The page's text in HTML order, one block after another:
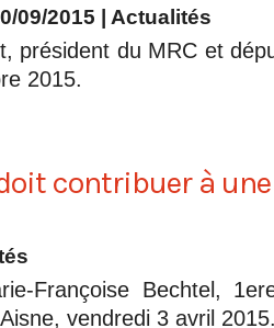
09/2015 Actualités
président du MRC et
2015.
contribuer à
Françoise Bechtel,
vendredi 3 avril